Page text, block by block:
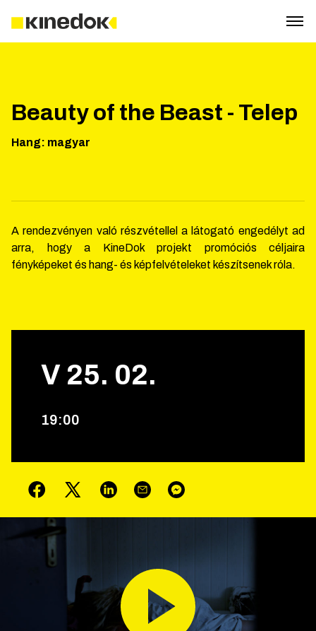
Beauty of the Beast - Telep
Hang: magyar
A rendezvényen való részvétellel a látogató engedélyt ad
arra, hogy a KineDok projekt promóciós céljaira
fényképeket és hang- és képfelvételeket készítsenek róla.
V 25. 02.
19:00